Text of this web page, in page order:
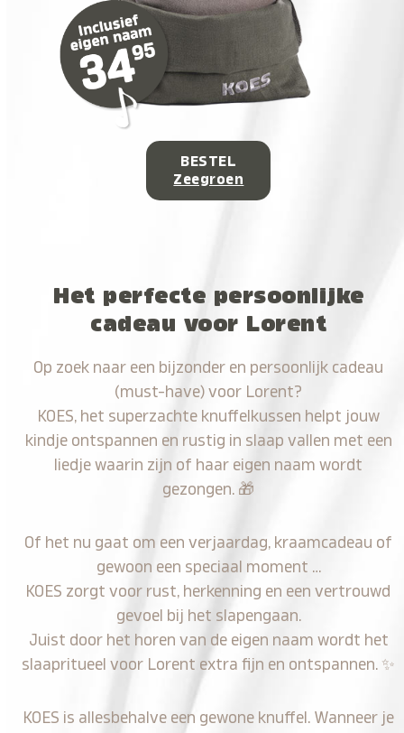
BESTEL
Zeegroen
Het perfecte persoonlijke
cadeau voor Lorent
Op zoek naar een bijzonder en persoonlijk cadeau
(must-have) voor Lorent?
KOES, het superzachte knuffelkussen helpt jouw
kindje ontspannen en rustig in slaap vallen met een
liedje waarin zijn of haar eigen naam wordt
gezongen. 🎁
Of het nu gaat om een verjaardag, kraamcadeau of
gewoon een speciaal moment …
KOES zorgt voor rust, herkenning en een vertrouwd
gevoel bij het slapengaan.
Juist door het horen van de eigen naam wordt het
slaapritueel voor Lorent extra fijn en ontspannen. ✨
KOES is allesbehalve een gewone knuffel. Wanneer je